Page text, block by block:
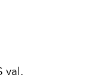
val.